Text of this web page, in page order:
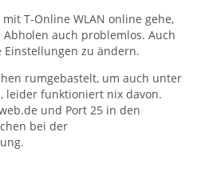
T-Online WLAN online gehe,
auch problemlos. Auch
zu ändern.
rumgebastelt, um auch unter
leider funktioniert nix davon.
und Port 25 in den
bei der